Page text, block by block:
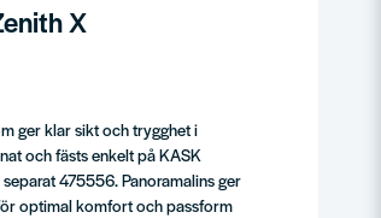
X
ger klar sikt och trygghet i
och fästs enkelt på KASK
475556. Panoramalins ger
optimal komfort och passform